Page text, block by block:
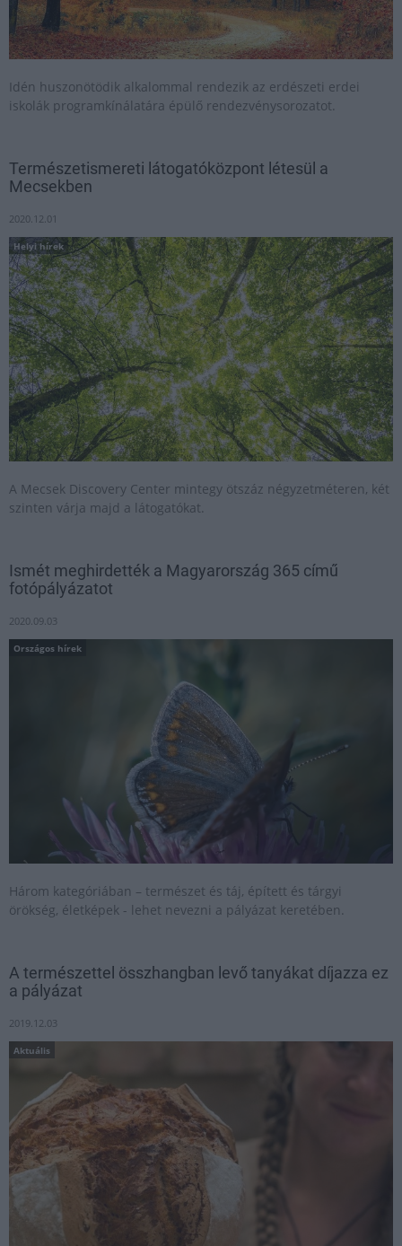
Idén huszonötödik alkalommal rendezik az erdészeti erdei
iskolák programkínálatára épülő rendezvénysorozatot.
Természetismereti látogatóközpont létesül a
Mecsekben
2020.12.01
Helyi hírek
A Mecsek Discovery Center mintegy ötszáz négyzetméteren, két
szinten várja majd a látogatókat.
Ismét meghirdették a Magyarország 365 című
fotópályázatot
2020.09.03
Országos hírek
Három kategóriában – természet és táj, épített és tárgyi
örökség, életképek - lehet nevezni a pályázat keretében.
A természettel összhangban levő tanyákat díjazza ez
a pályázat
2019.12.03
Aktuális